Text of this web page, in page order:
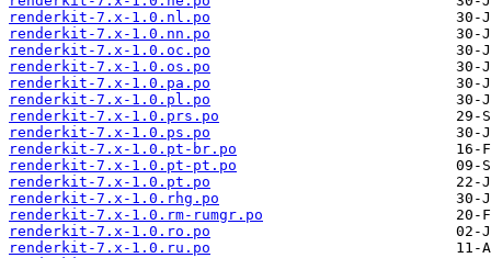
renderkit-7.x-1.0.nl.po
renderkit-7.x-1.0.nn.po
renderkit-7.x-1.0.oc.po
renderkit-7.x-1.0.os.po
renderkit-7.x-1.0.pa.po
renderkit-7.x-1.0.pl.po
renderkit-7.x-1.0.prs.po
renderkit-7.x-1.0.ps.po
renderkit-7.x-1.0.pt-br.po
renderkit-7.x-1.0.pt-pt.po
renderkit-7.x-1.0.pt.po
renderkit-7.x-1.0.rhg.po
renderkit-7.x-1.0.rm-rumgr.po
renderkit-7.x-1.0.ro.po
renderkit-7.x-1.0.ru.po